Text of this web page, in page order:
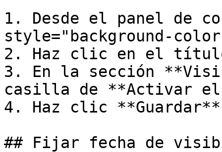
1. Desde el panel de
style="background-
2. Haz clic en el
3. En la sección
casilla de **Activar el
4. Haz clic
## Fijar fecha de